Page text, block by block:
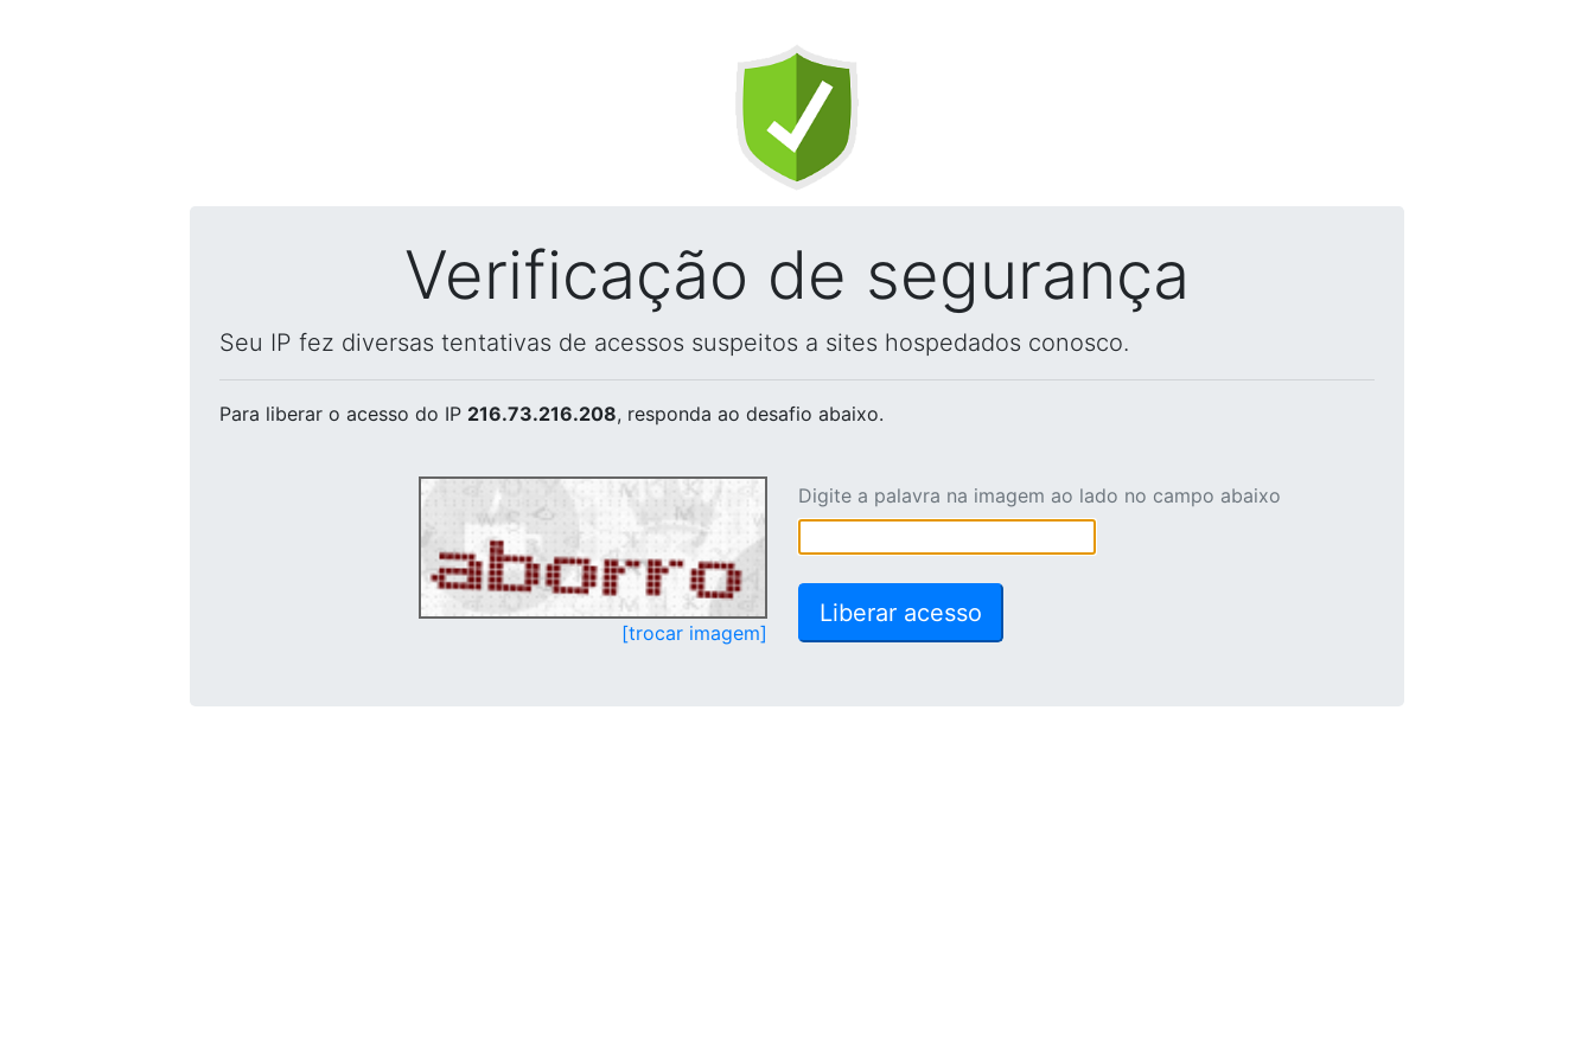
Verificação de segurança
Seu IP fez diversas tentativas de acessos suspeitos a sites hospedados conosco.
Para liberar o acesso do IP 216.73.216.208, responda ao desafio abaixo.
[trocar imagem]
Digite a palavra na imagem ao lado no campo abaixo